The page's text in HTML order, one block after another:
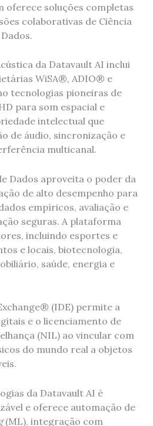
oferece soluções completas
colaborativas de Ciência
da Datavault AI inclui
WiSA®, ADIO® e
tecnologias pioneiras de
para som espacial e
intelectual que
de áudio, sincronização e
multicanal.
Dados aproveita o poder da
de alto desempenho para
empíricos, avaliação e
seguras. A plataforma
incluindo esportes e
e locais, biotecnologia,
saúde, energia e
(IDE) permite a
e o licenciamento de
(NIL) ao vincular com
do mundo real a objetos
da Datavault AI é
e oferece automação de
(ML), integração com